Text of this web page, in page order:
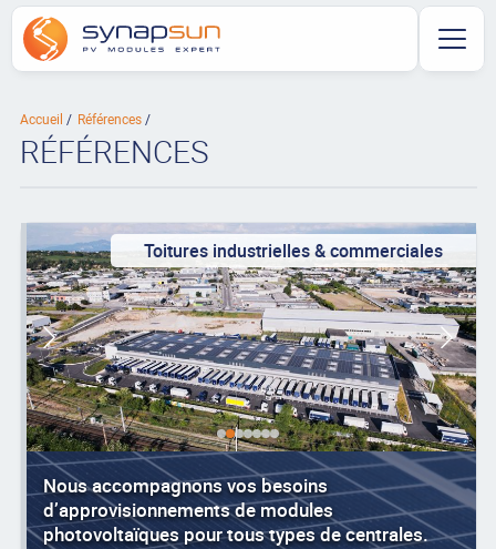
Accueil Références
RÉFÉRENCES
Toitures industrielles & commerciales
Nous accompagnons vos besoins
d’approvisionnements de modules
photovoltaïques pour tous types de centrales.